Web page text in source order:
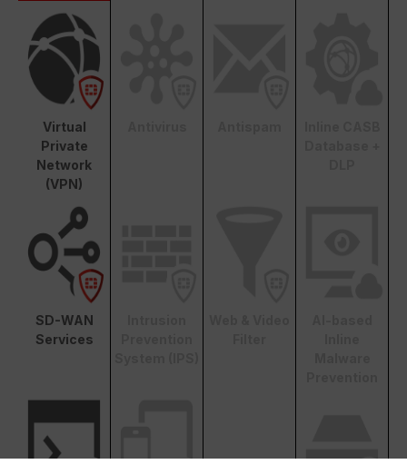
Virtual
Private
Network
(VPN)
SD-WAN
Services